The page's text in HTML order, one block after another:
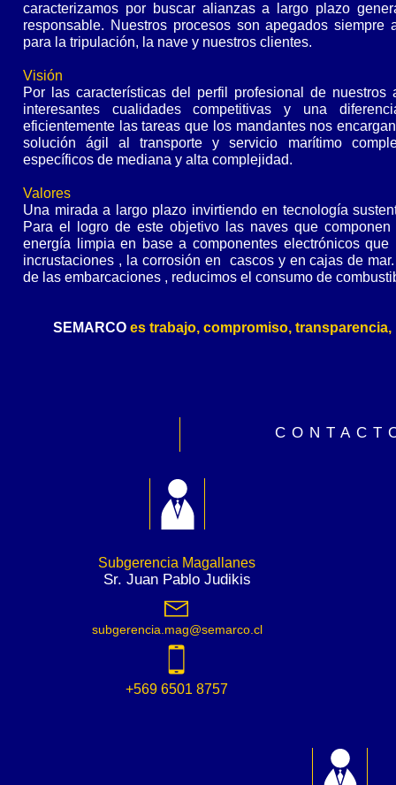
caracterizamos por buscar alianzas a largo plazo
responsable. Nuestros procesos son apegados
para la tripulación, la nave y nuestros clientes.
Visión
Por las características del perfil profesional de nuestros
interesantes cualidades competitivas y una
eficientemente las tareas que los mandantes nos
solución ágil al transporte y servicio marítimo
específicos de mediana y alta complejidad.
Valores
Una mirada a largo plazo invirtiendo en tecnología
Para el logro de este objetivo las naves que
energía limpia en base a componentes electrónicos
incrustaciones , la corrosión en cascos y en cajas de
de las embarcaciones , reducimos el consumo de
SEMARCO es trabajo, compromiso,
Subgerencia Magallanes
Sr. Juan Pablo Judikis
subgerencia.mag@semarco.cl
+569 6501 8757